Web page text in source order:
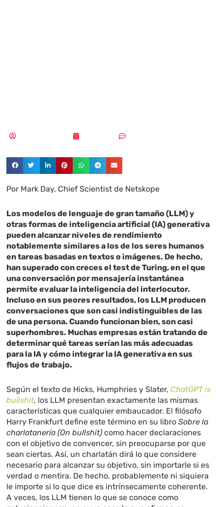
Por Mark Day, Chief Scientist de Netskope
Los modelos de lenguaje de gran tamaño (LLM) y
otras formas de inteligencia artificial (IA) generativa
pueden alcanzar niveles de rendimiento
notablemente similares a los de los seres humanos
en tareas basadas en textos o imágenes. De hecho,
han superado con creces el test de Turing, en el que
una conversación por mensajería instantánea
permite evaluar la inteligencia del interlocutor.
Incluso en sus peores resultados, los LLM producen
conversaciones que son casi indistinguibles de las
de una persona. Cuando funcionan bien, son casi
superhombres. Muchas empresas están tratando de
determinar qué tareas serían las más adecuadas
para la IA y cómo integrar la IA generativa en sus
flujos de trabajo.
Según el texto de Hicks, Humphries y Slater,ChatGPT is
bullshit, los LLM presentan exactamente las mismas
características que cualquier embaucador. El filósofo
Harry Frankfurt define este término en su libroSobre la
charlatanería (On bullshit)como hacer declaraciones
con el objetivo de convencer, sin preocuparse por que
sean ciertas. Así, un charlatán dirá lo que considere
necesario para alcanzar su objetivo, sin importarle si es
verdad o mentira. De hecho, probablemente ni siquiera
le importe si lo que dice es intrínsecamente coherente.
A veces, los LLM tienen lo que se conoce como